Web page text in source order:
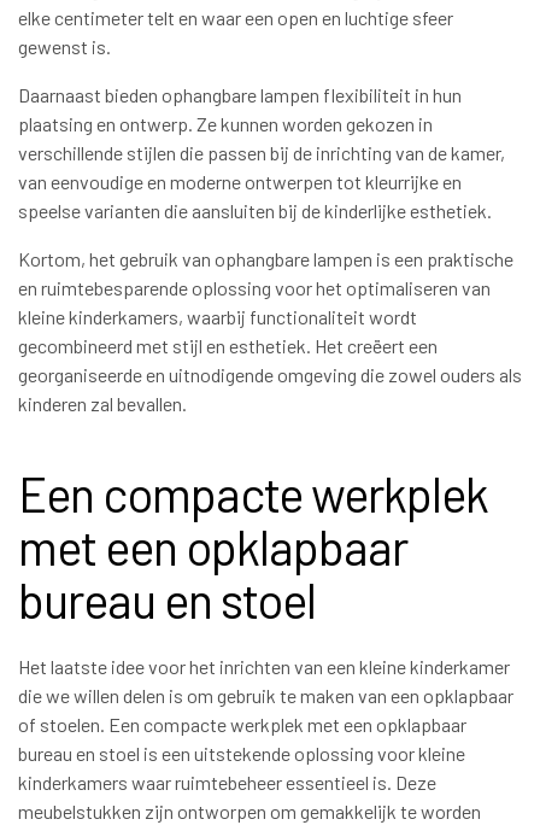
elke centimeter telt en waar een open en luchtige sfeer
gewenst is.
Daarnaast bieden ophangbare lampen flexibiliteit in hun
plaatsing en ontwerp. Ze kunnen worden gekozen in
verschillende stijlen die passen bij de inrichting van de kamer,
van eenvoudige en moderne ontwerpen tot kleurrijke en
speelse varianten die aansluiten bij de kinderlijke esthetiek.
Kortom, het gebruik van ophangbare lampen is een praktische
en ruimtebesparende oplossing voor het optimaliseren van
kleine kinderkamers, waarbij functionaliteit wordt
gecombineerd met stijl en esthetiek. Het creëert een
georganiseerde en uitnodigende omgeving die zowel ouders als
kinderen zal bevallen.
Een compacte werkplek
met een opklapbaar
bureau en stoel
Het laatste idee voor het inrichten van een kleine kinderkamer
die we willen delen is om gebruik te maken van een opklapbaar
of stoelen. Een compacte werkplek met een opklapbaar
bureau en stoel is een uitstekende oplossing voor kleine
kinderkamers waar ruimtebeheer essentieel is. Deze
meubelstukken zijn ontworpen om gemakkelijk te worden